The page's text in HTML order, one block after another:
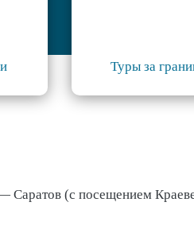
Туры за
Саратов (с посещением